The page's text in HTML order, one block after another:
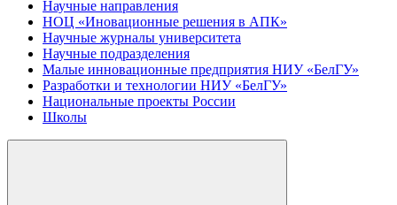
Научные направления
НОЦ «Иновационные решения в АПК»
Научные журналы университета
Научные подразделения
Малые инновационные предприятия НИУ «БелГУ»
Разработки и технологии НИУ «БелГУ»
Национальные проекты России
Школы